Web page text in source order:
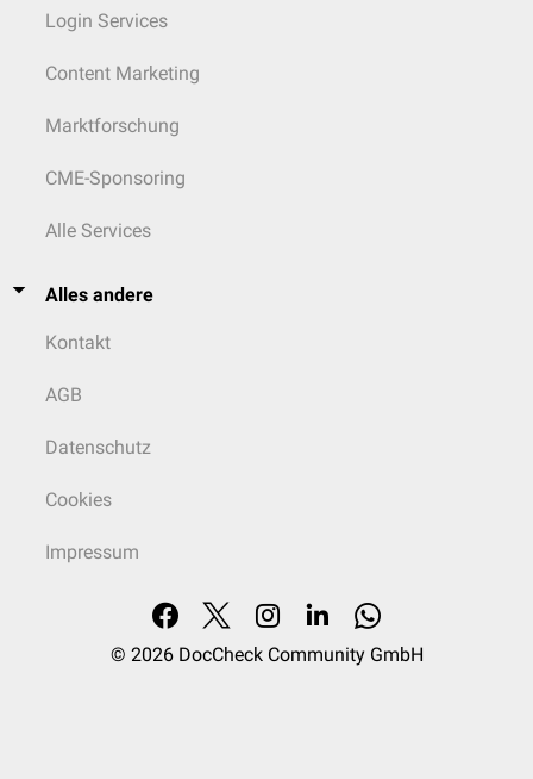
Login Services
Content Marketing
Marktforschung
CME-Sponsoring
Alle Services
Alles andere
Kontakt
AGB
Datenschutz
Cookies
Impressum
© 2026 DocCheck Community GmbH